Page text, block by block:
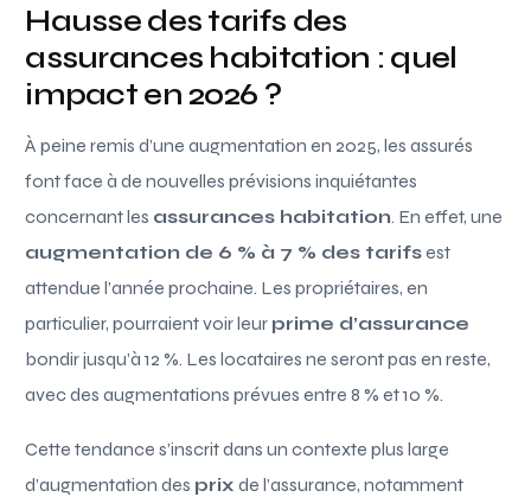
Hausse des tarifs des
assurances habitation : quel
impact en 2026 ?
À peine remis d’une augmentation en 2025, les assurés
font face à de nouvelles prévisions inquiétantes
concernant les assurances habitation. En effet, une
augmentation de 6 % à 7 % des tarifsest
attendue l’année prochaine. Les propriétaires, en
particulier, pourraient voir leur prime d’assurance
bondir jusqu’à 12 %. Les locataires ne seront pas en reste,
avec des augmentations prévues entre 8 % et 10 %.
Cette tendance s’inscrit dans un contexte plus large
d’augmentation des prix de l’assurance, notamment